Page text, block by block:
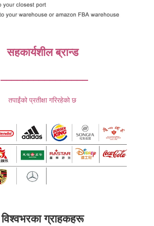
सहकार्यशील ब्रान्ड
________________
तपाईंको प्रतीक्षा गरिरहेको छ
विश्वभरका ग्राहकहरू